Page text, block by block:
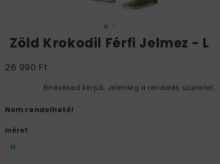
Zöld Krokodil Férfi Jelmez - L
26 990 Ft
Elnézésed kérjük. Jelenleg a rendelés szünetel.
Nem rendelhető!
méret
M